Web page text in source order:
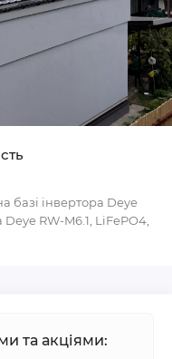
базі інвертора Deye
RW-M6.1, LiFePO4,
та акціями: